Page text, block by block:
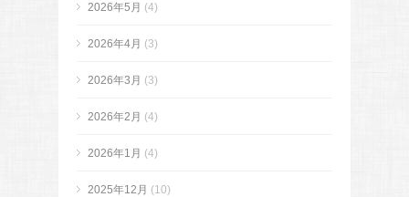
2026年5月 (4)
2026年4月 (3)
2026年3月 (3)
2026年2月 (4)
2026年1月 (4)
2025年12月 (10)